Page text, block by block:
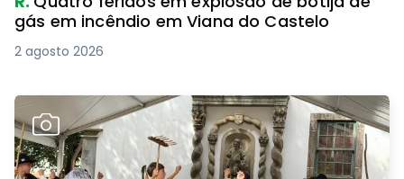
gás em incêndio em Viana do Castelo
2 agosto 2026